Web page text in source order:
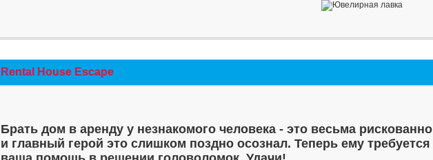
Rental House Escape
Брать дом в аренду у незнакомого человека - это весьма рискованно
и главный герой это слишком поздно осознал. Теперь ему требуется